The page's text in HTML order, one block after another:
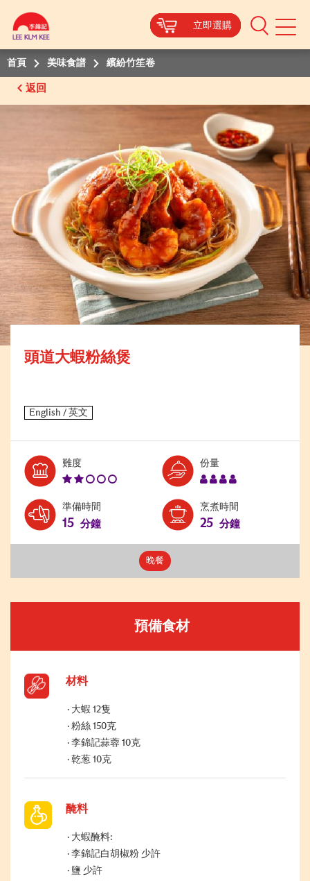
立即選購
Mobile
立即選購
立即選購
立即選購
首頁 美味食譜 繽紛竹笙卷
返回
頭道大蝦粉絲煲
難度Level:
份量Serves:
準備時間
15 分鐘
烹煮時間
25 分鐘
晚餐
預備食材
材料
大蝦 12隻
粉絲 150克
李錦記蒜蓉 10克
乾葱 10克
醃料
大蝦醃料:
李錦記白胡椒粉 少許
鹽 少許